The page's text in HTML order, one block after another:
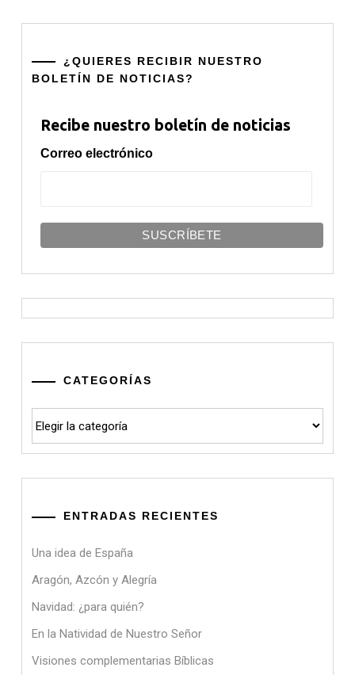
¿QUIERES RECIBIR NUESTRO
BOLETÍN DE NOTICIAS?
Recibe nuestro boletín de noticias
Correo electrónico
CATEGORÍAS
ENTRADAS RECIENTES
Una idea de España
Aragón, Azcón y Alegría
Navidad: ¿para quién?
En la Natividad de Nuestro Señor
Visiones complementarias Bíblicas